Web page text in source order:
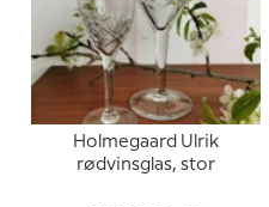
Holmegaard Ulrik
rødvinsglas, stor